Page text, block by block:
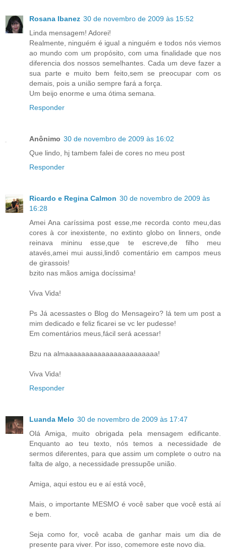
Rosana Ibanez 30 de novembro de 2009 às 15:52
Linda mensagem! Adorei!
Realmente, ninguém é igual a ninguém e todos nós viemos
ao mundo com um propósito, com uma finalidade que nos
diferencia dos nossos semelhantes. Cada um deve fazer a
sua parte e muito bem feito,sem se preocupar com os
demais, pois a união sempre fará a força.
Um beijo enorme e uma ótima semana.
Responder
Anônimo 30 de novembro de 2009 às 16:02
Que lindo, hj tambem falei de cores no meu post
Responder
Ricardo e Regina Calmon 30 de novembro de 2009 às
16:28
Amei Ana caríssima post esse,me recorda conto meu,das
cores à cor inexistente, no extinto globo on linners, onde
reinava mininu esse,que te escreve,de filho meu
atavés,amei mui aussi,lindô comentário em campos meus
de girassois!
bzito nas mãos amiga docíssima!
Viva Vida!
Ps Já acessastes o Blog do Mensageiro? lá tem um post a
mim dedicado e feliz ficarei se vc ler pudesse!
Em comentários meus,fácil será acessar!
Bzu na almaaaaaaaaaaaaaaaaaaaaaaa!
Viva Vida!
Responder
Luanda Melo 30 de novembro de 2009 às 17:47
Olá Amiga, muito obrigada pela mensagem edificante.
Enquanto ao teu texto, nós temos a necessidade de
sermos diferentes, para que assim um complete o outro na
falta de algo, a necessidade pressupõe união.
Amiga, aqui estou eu e aí está você,
Mais, o importante MESMO é você saber que você está aí
e bem.
Seja como for, você acaba de ganhar mais um dia de
presente para viver. Por isso, comemore este novo dia.